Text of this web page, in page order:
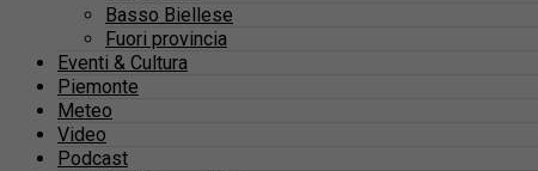
Basso Biellese
Fuori provincia
Eventi & Cultura
Piemonte
Meteo
Video
Podcast